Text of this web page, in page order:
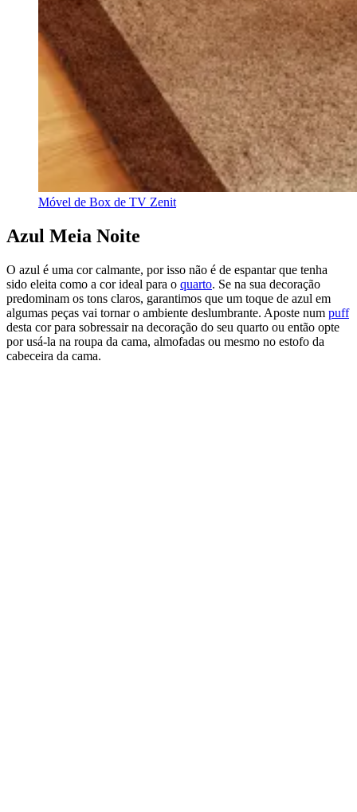
Móvel de Box de TV Zenit
Azul Meia Noite
O azul é uma cor calmante, por isso não é de espantar que tenha
sido eleita como a cor ideal para o quarto. Se na sua decoração
predominam os tons claros, garantimos que um toque de azul em
algumas peças vai tornar o ambiente deslumbrante. Aposte num puff
desta cor para sobressair na decoração do seu quarto ou então opte
por usá-la na roupa da cama, almofadas ou mesmo no estofo da
cabeceira da cama.